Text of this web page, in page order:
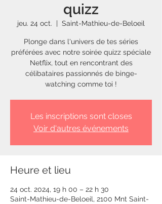
quizz
jeu. 24 oct.
  |
Saint-Mathieu-de-Beloeil
Plonge dans l'univers de tes séries
préférées avec notre soirée quizz spéciale
Netflix, tout en rencontrant des
célibataires passionnés de binge-
watching comme toi !
Les inscriptions sont closes
Voir d'autres événements
Heure et lieu
24 oct. 2024, 19 h 00 – 22 h 30
Saint-Mathieu-de-Beloeil, 2100 Mnt Saint-